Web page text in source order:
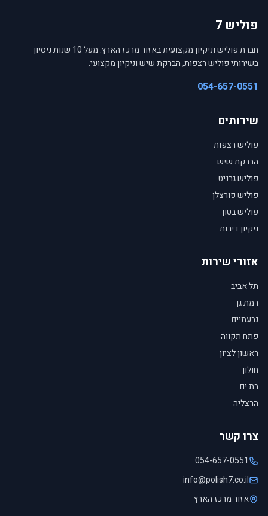
פוליש 7
חברת פוליש וניקיון מקצועית באזור מרכז הארץ. מעל 10 שנות ניסיון
בשירותי פוליש רצפות, הברקת שיש וניקיון מקצועי.
054-657-0551
שירותים
פוליש רצפות
הברקת שיש
פוליש גרניט
פוליש פורצלן
פוליש בטון
ניקיון דירות
אזורי שירות
תל אביב
רמת גן
גבעתיים
פתח תקווה
ראשון לציון
חולון
בת ים
הרצליה
צרו קשר
054-657-0551
info@polish7.co.il
אזור מרכז הארץ